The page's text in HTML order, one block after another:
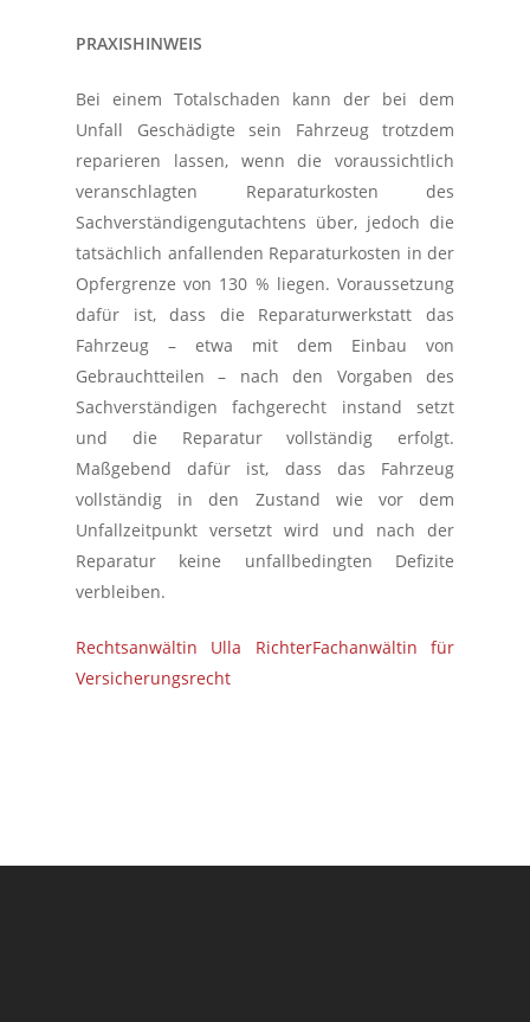
PRAXISHINWEIS
Bei einem Totalschaden kann der bei dem
Unfall Geschädigte sein Fahrzeug trotzdem
reparieren lassen, wenn die voraussichtlich
veranschlagten Reparaturkosten des
Sachverständigengutachtens über, jedoch die
tatsächlich anfallenden Reparaturkosten in der
Opfergrenze von 130 % liegen. Voraussetzung
dafür ist, dass die Reparaturwerkstatt das
Fahrzeug – etwa mit dem Einbau von
Gebrauchtteilen – nach den Vorgaben des
Sachverständigen fachgerecht instand setzt
und die Reparatur vollständig erfolgt.
Maßgebend dafür ist, dass das Fahrzeug
vollständig in den Zustand wie vor dem
Unfallzeitpunkt versetzt wird und nach der
Reparatur keine unfallbedingten Defizite
verbleiben.
Rechtsanwältin Ulla RichterFachanwältin für
Versicherungsrecht